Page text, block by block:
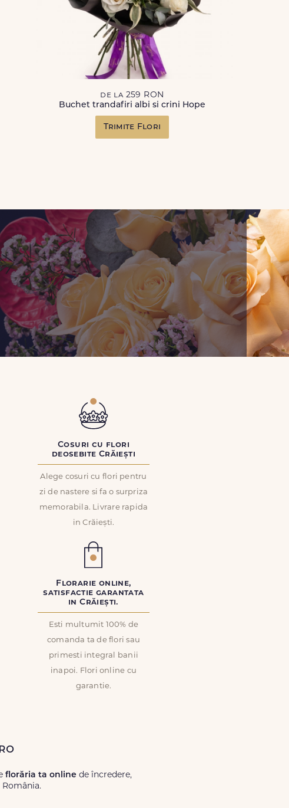
de la 259 RON
Buchet trandafiri albi si crini Hope
Trimite Flori
Cosuri cu flori
deosebite Crăiești
Alege cosuri cu flori pentru
zi de nastere si fa o surpriza
memorabila. Livrare rapida
in Crăiești.
Florarie online,
satisfactie garantata
in Crăiești.
Esti multumit 100% de
comanda ta de flori sau
primesti integral banii
inapoi. Flori online cu
garantie.
florăria ta online de încredere,